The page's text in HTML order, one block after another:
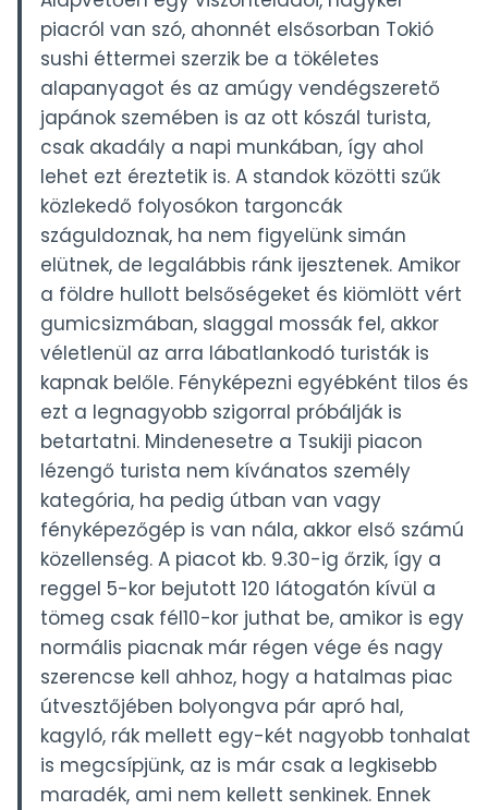
piacról van szó, ahonnét elsősorban Tokió
sushi éttermei szerzik be a tökéletes
alapanyagot és az amúgy vendégszerető
japánok szemében is az ott kószál turista,
csak akadály a napi munkában, így ahol
lehet ezt éreztetik is. A standok közötti szűk
közlekedő folyosókon targoncák
száguldoznak, ha nem figyelünk simán
elütnek, de legalábbis ránk ijesztenek. Amikor
a földre hullott belsőségeket és kiömlött vért
gumicsizmában, slaggal mossák fel, akkor
véletlenül az arra lábatlankodó turisták is
kapnak belőle. Fényképezni egyébként tilos és
ezt a legnagyobb szigorral próbálják is
betartatni. Mindenesetre a Tsukiji piacon
lézengő turista nem kívánatos személy
kategória, ha pedig útban van vagy
fényképezőgép is van nála, akkor első számú
közellenség. A piacot kb. 9.30-ig őrzik, így a
reggel 5-kor bejutott 120 látogatón kívül a
tömeg csak fél10-kor juthat be, amikor is egy
normális piacnak már régen vége és nagy
szerencse kell ahhoz, hogy a hatalmas piac
útvesztőjében bolyongva pár apró hal,
kagyló, rák mellett egy-két nagyobb tonhalat
is megcsípjünk, az is már csak a legkisebb
maradék, ami nem kellett senkinek. Ennek